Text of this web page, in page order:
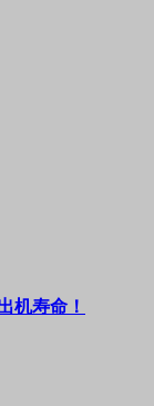
机寿命！